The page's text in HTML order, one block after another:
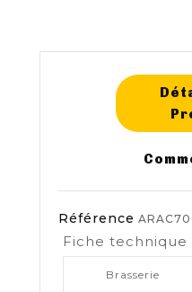
Référence
Fiche technique
Brasserie